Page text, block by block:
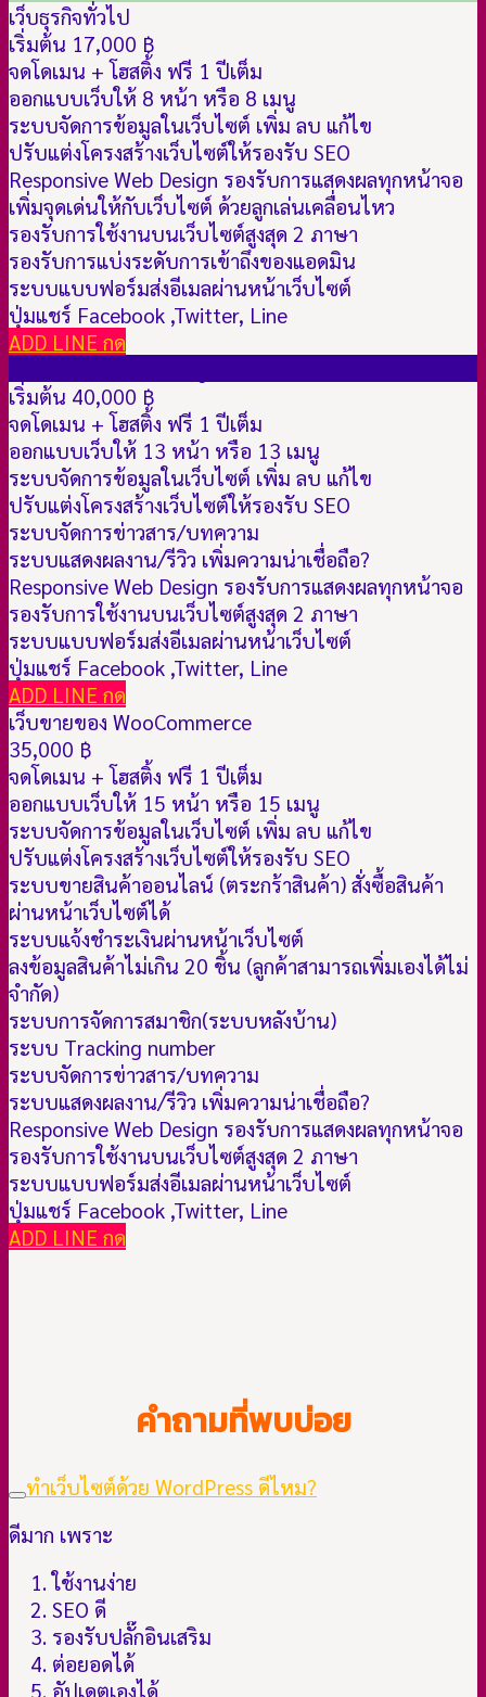
เว็บธุรกิจทั่วไป
เริ่มต้น 17,000 ฿
จดโดเมน + โฮสติ้ง ฟรี 1 ปีเต็ม
ออกแบบเว็บให้ 8 หน้า หรือ 8 เมนู
ระบบจัดการข้อมูลในเว็บไซต์ เพิ่ม ลบ แก้ไข
ปรับแต่งโครงสร้างเว็บไซต์ให้รองรับ SEO
Responsive Web Design รองรับการแสดงผลทุกหน้าจอ
เพิ่มจุดเด่นให้กับเว็บไซต์ ด้วยลูกเล่นเคลื่อนไหว
รองรับการใช้งานบนเว็บไซต์สูงสุด 2 ภาษา
รองรับการแบ่งระดับการเข้าถึงของแอดมิน
ระบบแบบฟอร์มส่งอีเมลผ่านหน้าเว็บไซต์
ปุ่มแชร์ Facebook ,Twitter, Line
ADD LINE กด
เริ่มต้น 40,000 ฿
จดโดเมน + โฮสติ้ง ฟรี 1 ปีเต็ม
ออกแบบเว็บให้ 13 หน้า หรือ 13 เมนู
ระบบจัดการข้อมูลในเว็บไซต์ เพิ่ม ลบ แก้ไข
ปรับแต่งโครงสร้างเว็บไซต์ให้รองรับ SEO
ระบบจัดการข่าวสาร/บทความ
ระบบแสดงผลงาน/รีวิว เพิ่มความน่าเชื่อถือ?
Responsive Web Design รองรับการแสดงผลทุกหน้าจอ
รองรับการใช้งานบนเว็บไซต์สูงสุด 2 ภาษา
ระบบแบบฟอร์มส่งอีเมลผ่านหน้าเว็บไซต์
ปุ่มแชร์ Facebook ,Twitter, Line
ADD LINE กด
เว็บขายของ WooCommerce
35,000 ฿
จดโดเมน + โฮสติ้ง ฟรี 1 ปีเต็ม
ออกแบบเว็บให้ 15 หน้า หรือ 15 เมนู
ระบบจัดการข้อมูลในเว็บไซต์ เพิ่ม ลบ แก้ไข
ปรับแต่งโครงสร้างเว็บไซต์ให้รองรับ SEO
ระบบขายสินค้าออนไลน์ (ตระกร้าสินค้า) สั่งซื้อสินค้า
ผ่านหน้าเว็บไซต์ได้
ระบบแจ้งชำระเงินผ่านหน้าเว็บไซต์
ลงข้อมูลสินค้าไม่เกิน 20 ชิ้น (ลูกค้าสามารถเพิ่มเองได้ไม่
จำกัด)
ระบบการจัดการสมาชิก(ระบบหลังบ้าน)
ระบบ Tracking number
ระบบจัดการข่าวสาร/บทความ
ระบบแสดงผลงาน/รีวิว เพิ่มความน่าเชื่อถือ?
Responsive Web Design รองรับการแสดงผลทุกหน้าจอ
รองรับการใช้งานบนเว็บไซต์สูงสุด 2 ภาษา
ระบบแบบฟอร์มส่งอีเมลผ่านหน้าเว็บไซต์
ปุ่มแชร์ Facebook ,Twitter, Line
ADD LINE กด
คำถามที่พบบ่อย
ทำเว็บไซต์ด้วย WordPress ดีไหม?
ดีมาก เพราะ
ใช้งานง่าย
SEO ดี
รองรับปลั๊กอินเสริม
ต่อยอดได้
อัปเดตเองได้